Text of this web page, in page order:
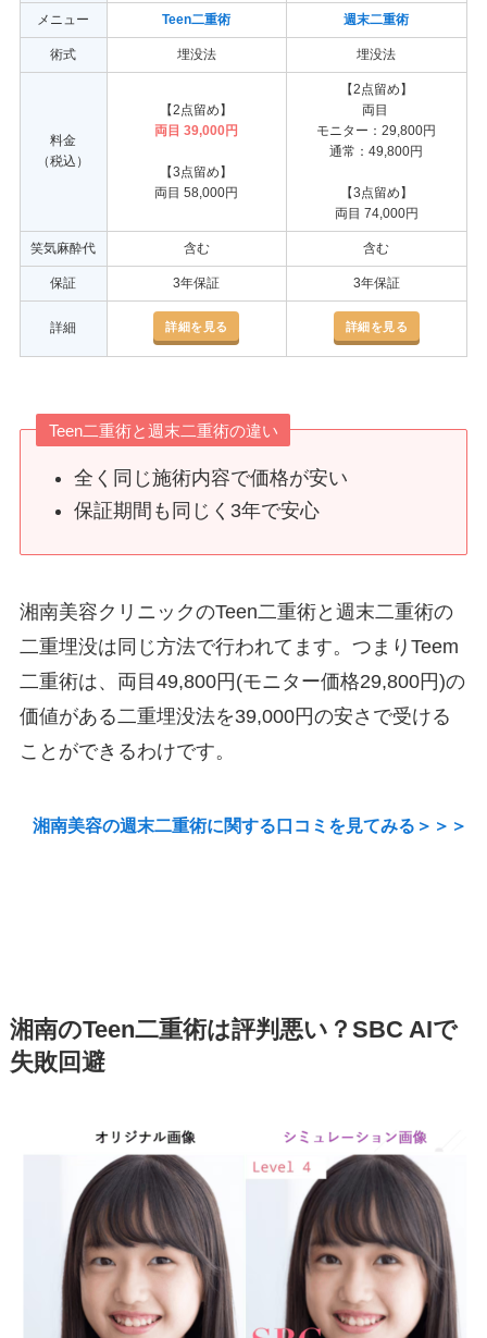
メニュー Teen二重術 週末二重術
術式 埋没法 埋没法
料金
（税込）
【2点留め】
両目 39,000円
【3点留め】
両目 58,000円
【2点留め】
両目
モニター：29,800円
通常：49,800円
【3点留め】
両目 74,000円
笑気麻酔代 含む 含む
保証 3年保証 3年保証
詳細 詳細を見る 詳細を見る
Teen二重術と週末二重術の違い
全く同じ施術内容で価格が安い
保証期間も同じく3年で安心
湘南美容クリニックのTeen二重術と週末二重術の
二重埋没は同じ方法で行われてます。つまりTeem
二重術は、両目49,800円(モニター価格29,800円)の
価値がある二重埋没法を39,000円の安さで受ける
ことができるわけです。
湘南美容の週末二重術に関する口コミを見てみる＞＞＞
湘南のTeen二重術は評判悪い？SBC AIで
失敗回避